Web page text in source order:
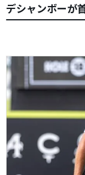
デシャンボーが